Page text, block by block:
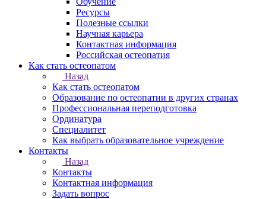
Ресурсы
Полезные ссылки
Научная карьера
Контактная информация
Российская остеопатия
Как стать остеопатом
Назад
Как стать остеопатом
Образование по остеопатии в других странах
Профессиональная переподготовка
Ординатура
Специалитет
Как выбрать образовательное учреждение
Контакты
Назад
Контакты
Контактная информация
Задать вопрос